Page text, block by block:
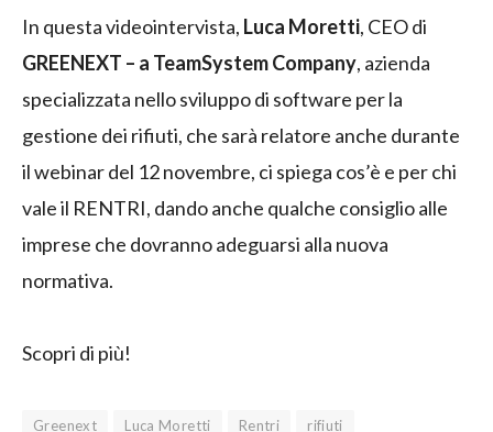
In questa videointervista, Luca Moretti, CEO di
GREENEXT – a TeamSystem Company, azienda
specializzata nello sviluppo di software per la
gestione dei rifiuti, che sarà relatore anche durante
il webinar del 12 novembre, ci spiega cos’è e per chi
vale il RENTRI, dando anche qualche consiglio alle
imprese che dovranno adeguarsi alla nuova
normativa.
Scopri di più!
Greenext Luca Moretti Rentri
rifiuti